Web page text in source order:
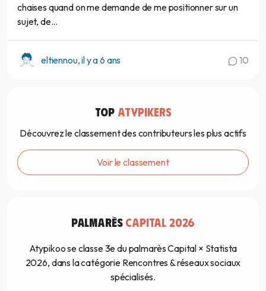
chaises quand on me demande de me positionner sur un
sujet, de...
eltiennou, il y a 6 ans 10
TOP ATYPIKERS
Découvrez le classement des contributeurs les plus actifs
Voir le classement
PALMARÈS CAPITAL 2026
Atypikoo se classe 3e du palmarès Capital × Statista
2026, dans la catégorie Rencontres & réseaux sociaux
spécialisés.